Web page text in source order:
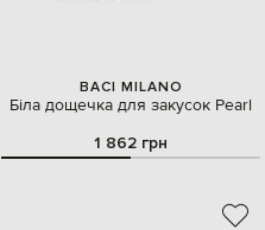
BACI MILANO
Біла дощечка для закусок Pearl
1 862 грн